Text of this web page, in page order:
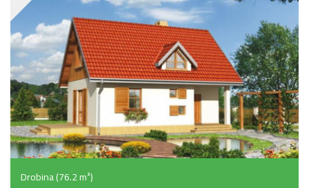
Drobina (76.2 m²)